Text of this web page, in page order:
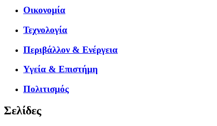
Οικονομία
Τεχνολογία
Περιβάλλον & Ενέργεια
Υγεία & Επιστήμη
Πολιτισμός
Σελίδες